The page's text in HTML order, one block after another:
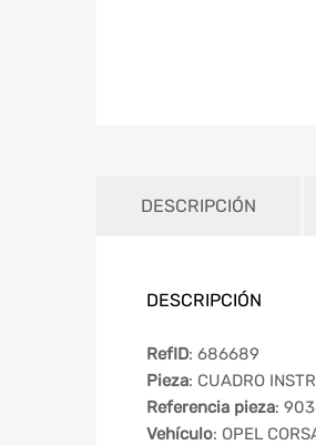
DESCRIPCIÓN
DESCRIPCIÓN
RefID: 686689
Pieza: CUADRO
Referencia pieza:
Vehículo: OPEL